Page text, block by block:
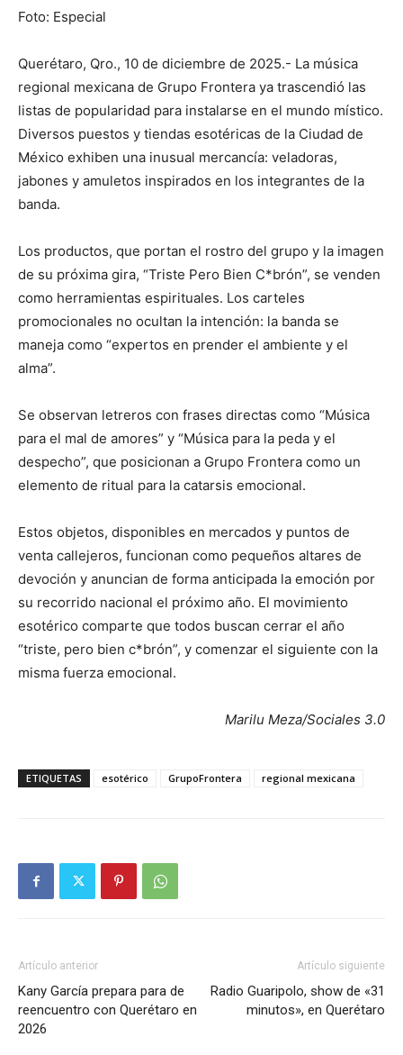
Foto: Especial
Querétaro, Qro., 10 de diciembre de 2025.- La música
regional mexicana de Grupo Frontera ya trascendió las
listas de popularidad para instalarse en el mundo místico.
Diversos puestos y tiendas esotéricas de la Ciudad de
México exhiben una inusual mercancía: veladoras,
jabones y amuletos inspirados en los integrantes de la
banda.
Los productos, que portan el rostro del grupo y la imagen
de su próxima gira, “Triste Pero Bien C*brón”, se venden
como herramientas espirituales. Los carteles
promocionales no ocultan la intención: la banda se
maneja como “expertos en prender el ambiente y el
alma”.
Se observan letreros con frases directas como “Música
para el mal de amores” y “Música para la peda y el
despecho”, que posicionan a Grupo Frontera como un
elemento de ritual para la catarsis emocional.
Estos objetos, disponibles en mercados y puntos de
venta callejeros, funcionan como pequeños altares de
devoción y anuncian de forma anticipada la emoción por
su recorrido nacional el próximo año. El movimiento
esotérico comparte que todos buscan cerrar el año
“triste, pero bien c*brón”, y comenzar el siguiente con la
misma fuerza emocional.
Marilu Meza/Sociales 3.0
ETIQUETAS esotérico GrupoFrontera regional mexicana
Artículo anterior
Kany García prepara para de
reencuentro con Querétaro en
2026
Artículo siguiente
Radio Guaripolo, show de «31
minutos», en Querétaro